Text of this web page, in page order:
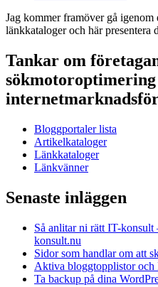
Jag kommer framöver gå igenom
länkkataloger och här presentera
Tankar om
sökmotoroptimering
Bloggportaler lista
Artikelkataloger
Länkkataloger
Länkvänner
Senaste inläggen
Så anlitar ni rätt IT-
konsult.nu
Sidor som handlar om att
Aktiva bloggtopplistor och
Ta backup på dina